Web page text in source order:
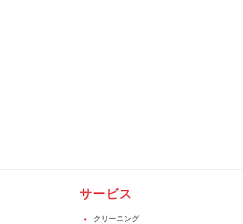
サービス
クリーニング